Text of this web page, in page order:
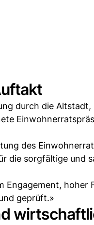
durch die
des
die sorgfältige und
Engagement, hoher
geprüft.»